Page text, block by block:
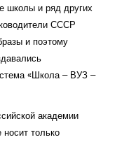
школы и ряд других
СССР
и поэтому
«Школа – ВУЗ –
академии
только